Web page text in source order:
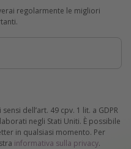
regolarmente le migliori
dell’art. 49 cpv. 1 lit. a GDPR
negli Stati Uniti. È possibile
in qualsiasi momento. Per
informativa sulla privacy.